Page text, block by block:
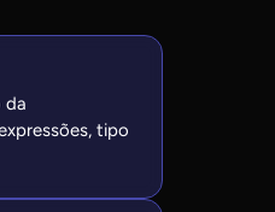
da
tipo